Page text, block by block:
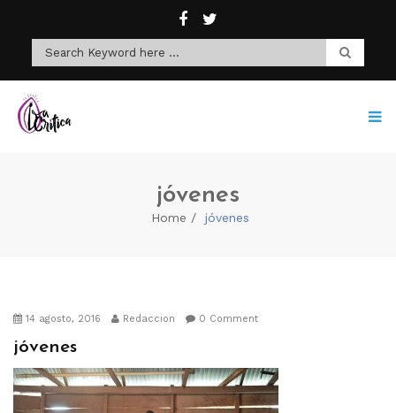
jóvenes
Home jóvenes
14 agosto, 2016 Redaccion 0 Comment
jóvenes